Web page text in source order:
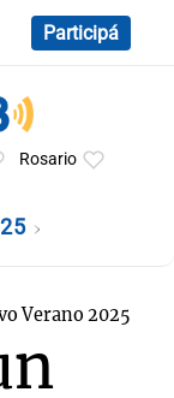
Participá
Rosario
Verano 2025